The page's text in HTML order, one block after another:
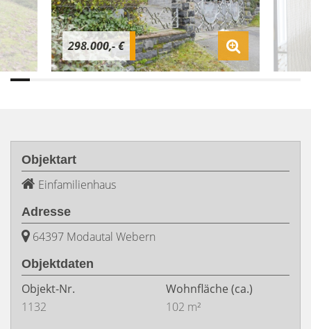
298.000,- €
Objektart
Einfamilienhaus
Adresse
64397 Modautal Webern
Objektdaten
Objekt-Nr.
1132
Wohnfläche (ca.)
102 m²